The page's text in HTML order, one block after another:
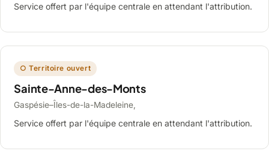
Service offert par l'équipe centrale en attendant l'attribution.
○ Territoire ouvert
Sainte-Anne-des-Monts
Gaspésie–Îles-de-la-Madeleine,
Service offert par l'équipe centrale en attendant l'attribution.